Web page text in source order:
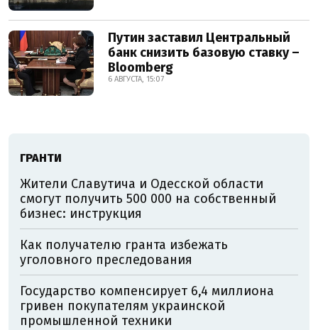
Путин заставил Центральный
банк снизить базовую ставку –
Bloomberg
6 АВГУСТА, 15:07
ГРАНТИ
Жители Славутича и Одесской области
смогут получить 500 000 на собственный
бизнес: инструкция
Как получателю гранта избежать
уголовного преследования
Государство компенсирует 6,4 миллиона
гривен покупателям украинской
промышленной техники